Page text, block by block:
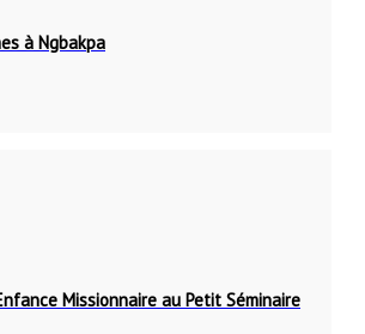
à Ngbakpa
Missionnaire au Petit Séminaire